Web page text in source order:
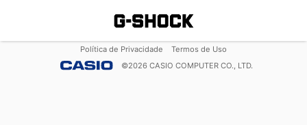
Política de Privacidade
Termos de Uso
©2026 CASIO COMPUTER CO., LTD.